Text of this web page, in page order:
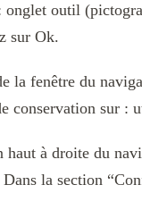
onglet outil
sur Ok.
la fenêtre du
conservation sur :
haut à droite du
Dans la section